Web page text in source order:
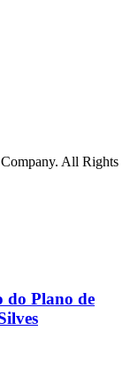
All Rights
do Plano de